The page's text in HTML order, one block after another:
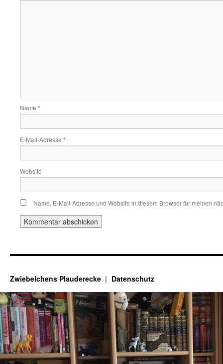
Name *
E-Mail-Adresse *
Website
Name, E-Mail-Adresse und Website in diesem Browser für meinen
Zwiebelchens Plauderecke Datenschutz